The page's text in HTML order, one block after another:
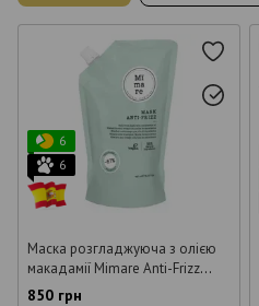
6
6
Маска розгладжуюча з олією
макадамії Mimare Anti-Frizz
Mask 480 мл
850 грн